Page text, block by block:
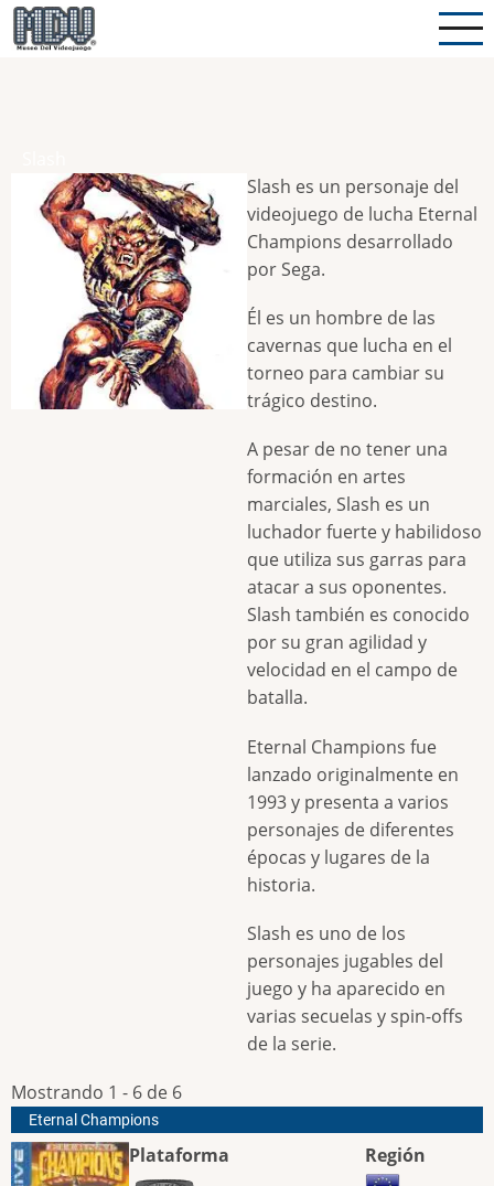
Pasar
al
Slash es un personaje del
videojuego de lucha Eternal
Champions desarrollado
por Sega.
Él es un hombre de las
cavernas que lucha en el
torneo para cambiar su
trágico destino.
A pesar de no tener una
formación en artes
marciales, Slash es un
luchador fuerte y habilidoso
que utiliza sus garras para
atacar a sus oponentes.
Slash también es conocido
por su gran agilidad y
velocidad en el campo de
batalla.
Eternal Champions fue
lanzado originalmente en
1993 y presenta a varios
personajes de diferentes
épocas y lugares de la
historia.
Slash es uno de los
personajes jugables del
juego y ha aparecido en
varias secuelas y spin-offs
de la serie.
Mostrando 1 - 6 de 6
Eternal Champions
Plataforma Región